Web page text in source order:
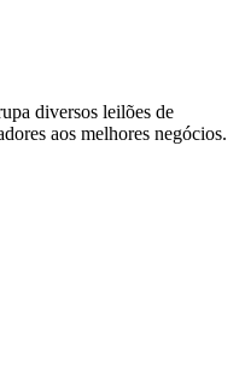
diversos leilões de
aos melhores negócios.